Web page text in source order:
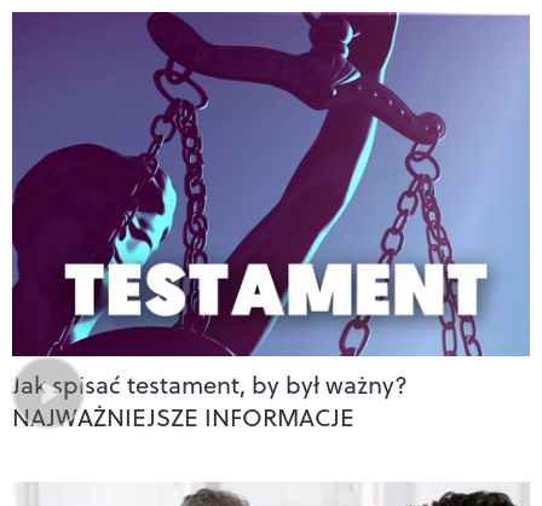
Jak spisać testament, by był ważny?
NAJWAŻNIEJSZE INFORMACJE